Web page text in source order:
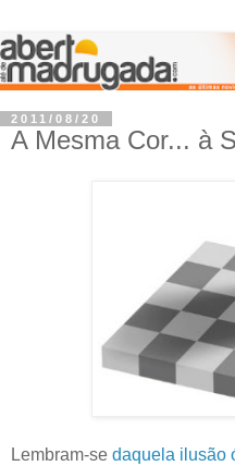
2011/08/20
A Mesma Cor... à
Lembram-se daquela ilusão